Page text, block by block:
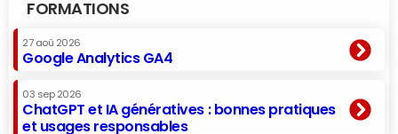
FORMATIONS
27 aoû 2026
Google Analytics GA4
03 sep 2026
ChatGPT et IA génératives : bonnes pratiques
et usages responsables